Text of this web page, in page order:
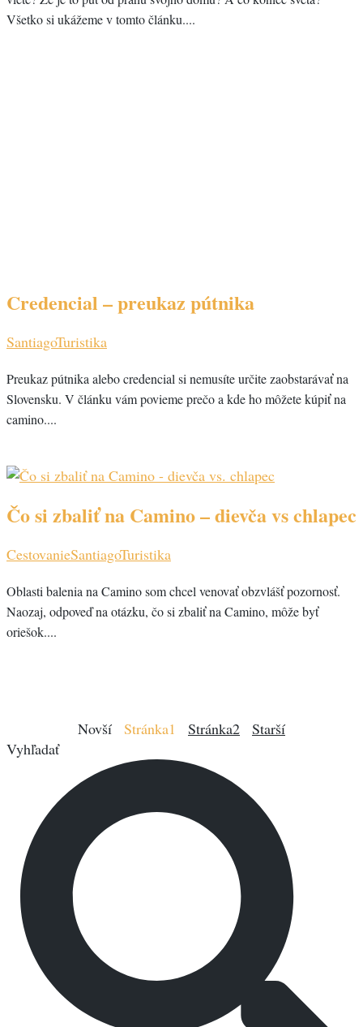
Všetko si ukážeme v tomto článku....
Credencial – preukaz pútnika
SantiagoTuristika
Preukaz pútnika alebo credencial si nemusíte určite zaobstarávať na
Slovensku. V článku vám povieme prečo a kde ho môžete kúpiť na
camino....
Čo si zbaliť na Camino – dievča vs chlapec
CestovanieSantiagoTuristika
Oblasti balenia na Camino som chcel venovať obzvlášť pozornosť.
Naozaj, odpoveď na otázku, čo si zbaliť na Camino, môže byť
oriešok....
Novší Stránka1 Stránka2
Starší
Vyhľadať